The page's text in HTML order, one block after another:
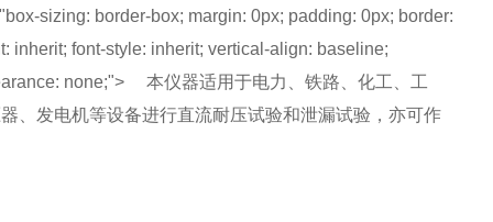
sizing: border-box; margin: 0px; padding: 0px; border:
inherit; font-style: inherit; vertical-align: baseline;
none;"> 本仪器适用于电力、铁路、化工、工
、发电机等设备进行直流耐压试验和泄漏试验，亦可作